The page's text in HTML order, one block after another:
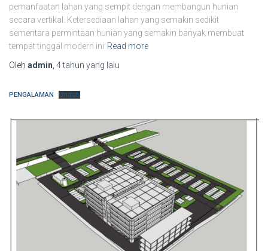
pemanfaatan lahan yang sempit dengan membangun hunian
secara vertikal. Ketersediaan lahan yang semakin sedikit
sementara permintaan hunian yang semakin banyak membuat
tempat tinggal modern ini Read more
Oleh admin 4 tahun yang lalu
PENGALAMAN Unduh